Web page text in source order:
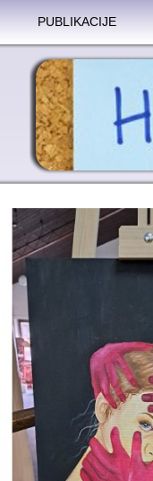
PUBLIKACIJE